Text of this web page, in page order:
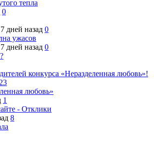
тепла
0
дней назад 0
ужасов
дней назад 0
конкурса «Неразделенная любовь»!
23
любовь»
1
- Отклики
8